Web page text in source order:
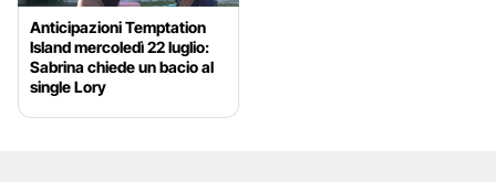
Anticipazioni Temptation
Island mercoledì 22 luglio:
Sabrina chiede un bacio al
single Lory